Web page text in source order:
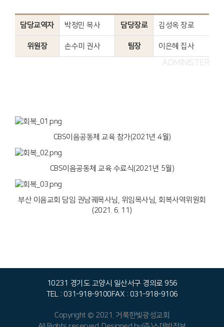
담당교역자 박정민 목사 담당장로 김성옥 장로
위원장 손수미 권사 팀장 이은혜 집사
CBS이음공동체 교육 참가(2021년 4월)
CBS이음공동체 교육 수료식(2021년 5월)
부산 이음교회 담임 권남궤목사님, 위임목사님, 회복사역위원회
(2021. 6. 11)
10231 경기도 고양시 일산서구 경의로 956
TEL : 031-918-9100FAX : 031-918-9106
Copyright © 2021. 거룩한빛광성교회